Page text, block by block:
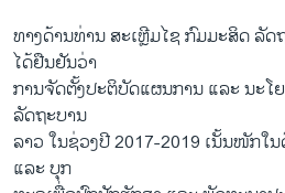
ທາງດ້ານທ່ານ ສະເຫຼີມໄຊ ກົມມະສິດ ລັ
ໄດ້ຢືນຢັນວ່າ
ການຈັດຕັ້ງປະຕິບັດແຜນການ ແລະ ນະໂ
ລັດຖະບານ
ລາວ ໃນຊ່ວງປີ 2017-2019 ເນັ້ນໜັກໃ
ແລະ ບຸກ